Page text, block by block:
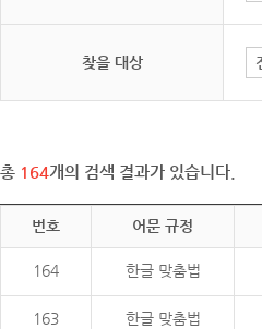
찾을 대상
총 164개의 검색 결과가 있습니다.
번호 어문 규정
164 한글 맞춤법
163 한글 맞춤법